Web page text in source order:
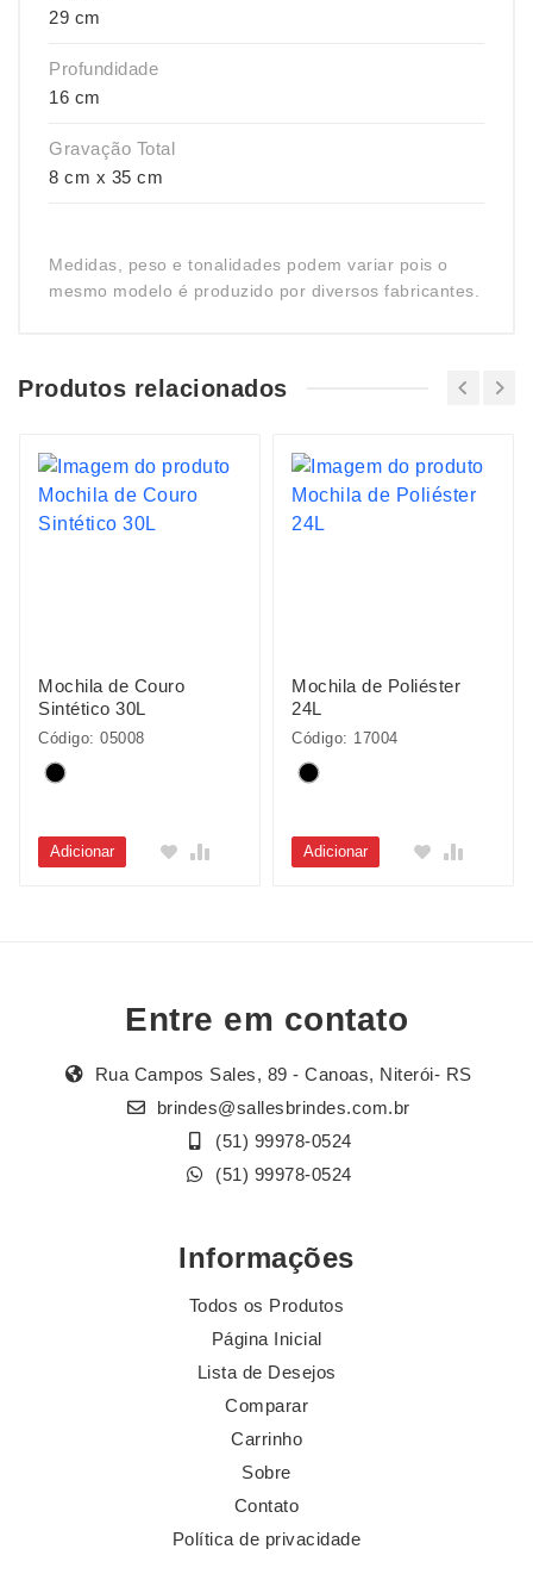
29 cm
Profundidade
16 cm
Gravação Total
8 cm x 35 cm
Medidas, peso e tonalidades podem variar pois o
mesmo modelo é produzido por diversos fabricantes.
Produtos relacionados
Mochila de Couro
Sintético 30L
Código: 05008
Adicionar
Mochila de Poliéster
24L
Código: 17004
Adicionar
Entre em contato
Rua Campos Sales, 89 - Canoas, Niterói- RS
brindes@sallesbrindes.com.br
(51) 99978-0524
(51) 99978-0524
Informações
Todos os Produtos
Página Inicial
Lista de Desejos
Comparar
Carrinho
Sobre
Contato
Política de privacidade